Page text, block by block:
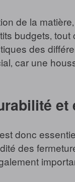
de la
budgets‚
des
car une
et
donc
des